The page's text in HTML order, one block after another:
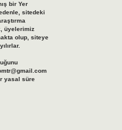
bir Yer
sitedeki
üyelerimiz
olup, siteye
yasal süre